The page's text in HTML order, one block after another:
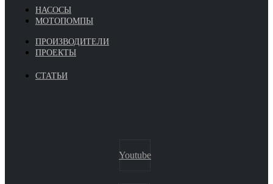
НАСОСЫ
МОТОПОМПЫ
ПРОИЗВОДИТЕЛИ
ПРОЕКТЫ
СТАТЬИ
Youtube